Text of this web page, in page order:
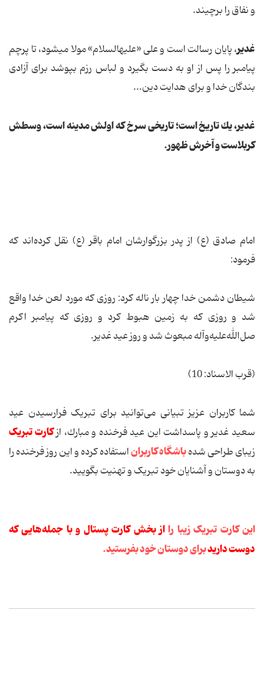
و نفاق را برچیند.
غدیر، پایان رسالت است و على «علیه‏السلام» مولا مى‏شود، تا پرچم
پیامبر را پس از او به دست بگیرد و لباس رزم بپوشد براى آزادى
بندگان خدا و برای هدایت دین...
غدیر، یك تاریخ است؛ تاریخى سرخ كه اولش مدینه است، وسطش
كربلاست و آخرش ظهور.
امام صادق (ع) از پدر بزرگوارشان امام باقر (ع) نقل کرده‌اند که
فرمود:
شیطان دشمن خدا چهار بار ناله کرد: روزی که مورد لعن خدا واقع
شد و روزی که به زمین هبوط کرد و روزی که پیامبر اکرم
صل‌الله‌علیه‌و‌آله مبعوث شد و روز عید غدیر.
(قرب الاسناد: 10)
شما کاربران عزیز تبیانی می‌توانید برای تبریک فرارسیدن عید
سعید غدیر و پاسداشت این عید فرخنده و مبارك، ازکارت تبریک
زیبای طراحی شدهباشگاه کاربراناستفاده کرده و این روز فرخنده را
به دوستان و آشنایان خود تبریک و تهنیت بگویید.
این کارت تبریک زیبا رااز بخش کارت پستال و با جمله‌هایی که
دوست داریدبرای دوستان خود بفرستید.